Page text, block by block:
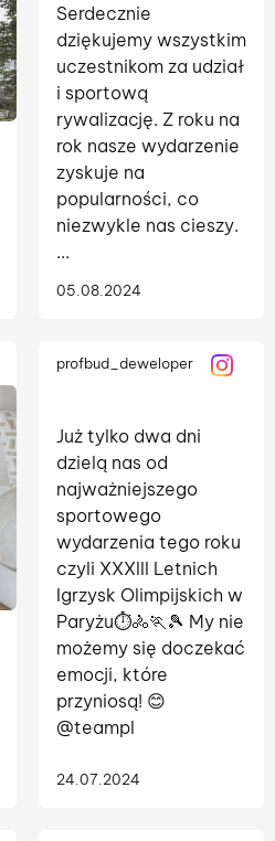
Serdecznie
dziękujemy wszystkim
uczestnikom za udział
i sportową
rywalizację. Z roku na
rok nasze wydarzenie
zyskuje na
popularności, co
niezwykle nas cieszy.
...
05.08.2024
profbud_deweloper
Już tylko dwa dni
dzielą nas od
najważniejszego
sportowego
wydarzenia tego roku
czyli XXXIII Letnich
Igrzysk Olimpijskich w
Paryżu⏱️🚴🏃🎾 My nie
możemy się doczekać
emocji, które
przyniosą! 😊
@teampl
24.07.2024